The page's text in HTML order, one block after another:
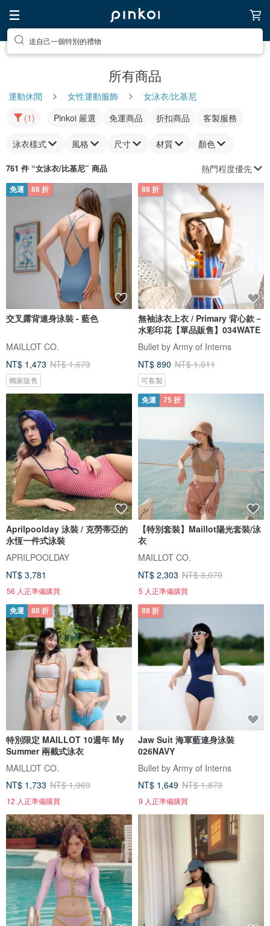
送自己一個特別的禮物
所有商品
運動休閒 女性運動服飾
女泳衣/比基尼
(1)
Pinkoi 嚴選 免運商品 折扣商品 客製服務
泳衣樣式 風格 尺寸 材質 顏色
761 件 “女泳衣/比基尼” 商品 熱門程度優先
免運 88 折
交叉露背連身泳裝 - 藍色
MAILLOT CO.
NT$ 1,473 NT$ 1,673
獨家販售
88 折
無袖泳衣上衣 / Primary 背心款－
水彩印花【單品販售】034WATE
Bullet by Army of Interns
NT$ 890 NT$ 1,011
可客製
Aprilpoolday 泳裝 / 克勞蒂亞的
永恆一件式泳裝
APRILPOOLDAY
NT$ 3,781
56 人正準備購買
免運 75 折
【特別套裝】Maillot陽光套裝/泳
衣
MAILLOT CO.
NT$ 2,303 NT$ 3,070
5 人正準備購買
免運 88 折
特別限定 MAILLOT 10週年 My
Summer 兩截式泳衣
MAILLOT CO.
NT$ 1,733 NT$ 1,969
12 人正準備購買
88 折
Jaw Suit 海軍藍連身泳裝
026NAVY
Bullet by Army of Interns
NT$ 1,649 NT$ 1,873
9 人正準備購買